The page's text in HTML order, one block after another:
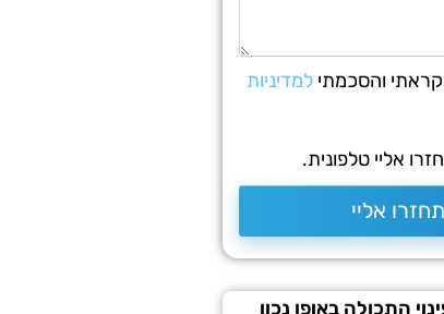
והסכמתי למדיניות
אליי טלפונית.
תחזרו אליי
התכולה באופן נכון